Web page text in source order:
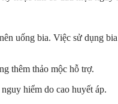
uống bia. Việc sử dụng
thêm thảo mộc hỗ trợ.
hiểm do cao huyết áp.